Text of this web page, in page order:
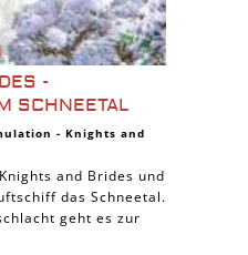
-
SCHNEETAL
- Knights and
and Brides und
das Schneetal.
geht es zur